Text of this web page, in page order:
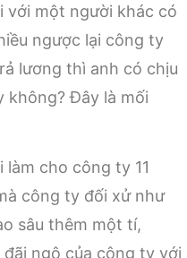
với một người khác có
ngược lại công ty
lương thì anh có chịu
không? Đây là mối
làm cho công ty 11
công ty đối xử như
sâu thêm một tí,
ngộ của công ty với